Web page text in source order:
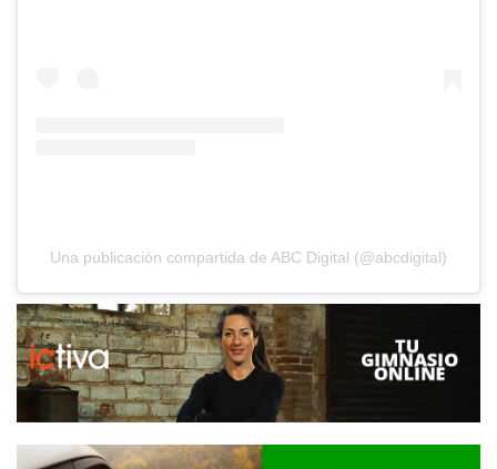
Una publicación compartida de ABC Digital (@abcdigital)